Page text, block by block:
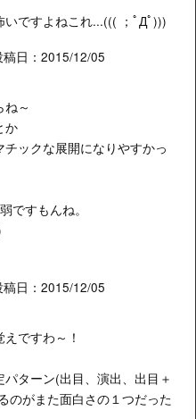
いですよねこれ...((( ；ﾟДﾟ)))
稿日：2015/12/05
～
か
チックな展開になりやすかっ
ですもんね。
稿日：2015/12/05
ですわ～！
ターン(出目、演出、出目＋
のがまた面白さの１つだった